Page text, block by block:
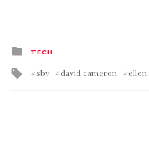
Posted
in
TECH
Tagged
with
sby david cameron